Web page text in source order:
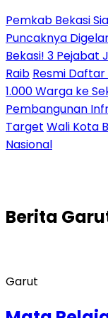
Pemkab Bekasi
Puncaknya
Bekasi! 3 Pejabat
Raib Resmi Daftar
1.000 Warga ke
Pembangunan
Target Wali Kota
Nasional
Berita
Garut